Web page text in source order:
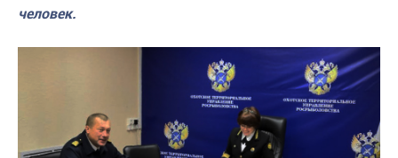
человек.